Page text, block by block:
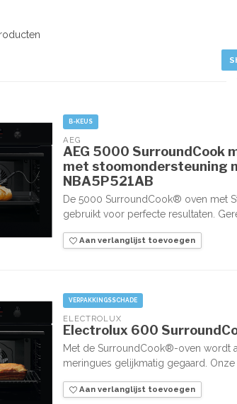
B-KEUS
AEG
AEG 5000 SurroundCook
met stoomondersteuning
NBA5P521AB
De 5000 SurroundCook® oven met
gebruikt voor perfecte resultaten.
Aan verlanglijst toevoegen
VERPAKKINGSSCHADE
ELECTROLUX
Electrolux 600
Met de SurroundCook®-oven wordt
meringues gelijkmatig gegaard.
Aan verlanglijst toevoegen